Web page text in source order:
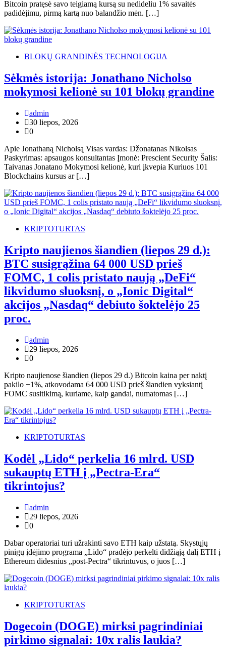
Bitcoin pratęsė savo teigiamą kursą su nedideliu 1% savaitės
padidėjimu, pirmą kartą nuo balandžio mėn. […]
BLOKŲ GRANDINĖS TECHNOLOGIJA
Sėkmės istorija: Jonathano Nicholso
mokymosi kelionė su 101 blokų grandine
admin
30 liepos, 2026
0
Apie Jonathaną Nicholsą Visas vardas: Džonatanas Nikolsas
Paskyrimas: apsaugos konsultantas Įmonė: Prescient Security Šalis:
Taivanas Jonatano Mokymosi kelionė, kuri įkvepia Kuriuos 101
Blockchains kursus ar […]
KRIPTOTURTAS
Kripto naujienos šiandien (liepos 29 d.):
BTC susigrąžina 64 000 USD prieš
FOMC, 1 colis pristato naują „DeFi“
likvidumo sluoksnį, o „Ionic Digital“
akcijos „Nasdaq“ debiuto šoktelėjo 25
proc.
admin
29 liepos, 2026
0
Kripto naujienose šiandien (liepos 29 d.) Bitcoin kaina per naktį
pakilo +1%, atkovodama 64 000 USD prieš šiandien vyksiantį
FOMC susitikimą, kuriame, kaip gandai, numatomas […]
KRIPTOTURTAS
Kodėl „Lido“ perkelia 16 mlrd. USD
sukauptų ETH į „Pectra-Era“
tikrintojus?
admin
29 liepos, 2026
0
Dabar operatoriai turi užrakinti savo ETH kaip užstatą. Skystųjų
pinigų įdėjimo programa „Lido“ pradėjo perkelti didžiąją dalį ETH į
Ethereum didesnius „post-Pectra“ tikrintuvus, o juos […]
KRIPTOTURTAS
Dogecoin (DOGE) mirksi pagrindiniai
pirkimo signalai: 10x ralis laukia?